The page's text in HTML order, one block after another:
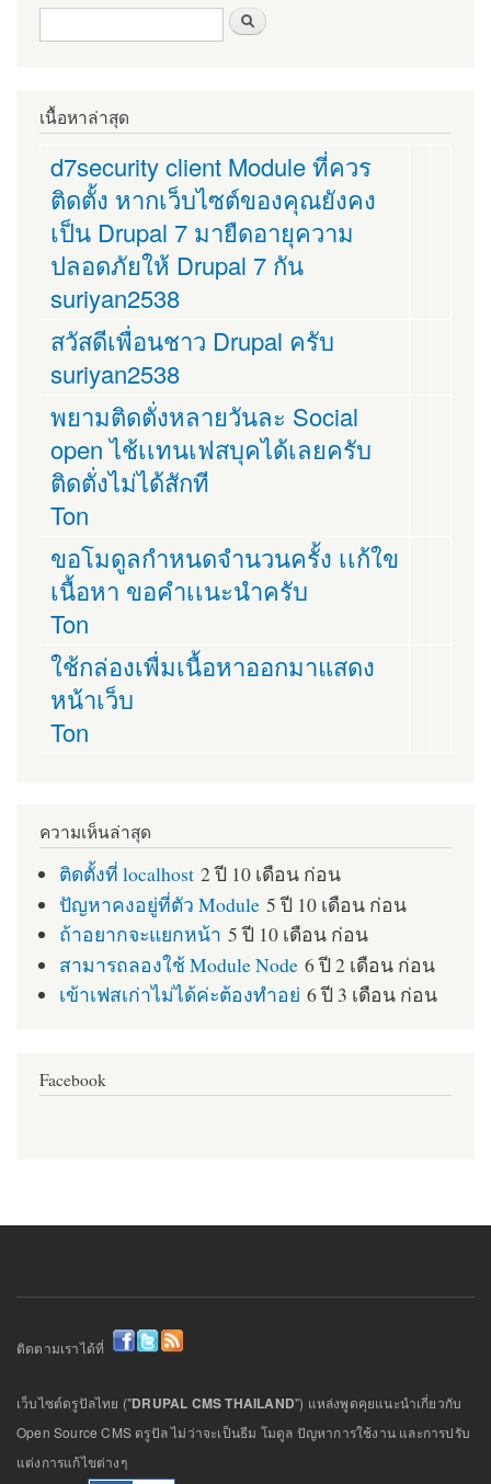
ฟอร์มค้นหา
เนื้อหาล่าสุด
d7security client Module ที่ควร
ติดตั้ง หากเว็บไซต์ของคุณยังคง
เป็น Drupal 7 มายืดอายุความ
ปลอดภัยให้ Drupal 7 กัน
suriyan2538
สวัสดีเพื่อนชาว Drupal ครับ
suriyan2538
พยามติดตั่งหลายวันละ Social
open ไช้เเทนเฟสบุคได้เลยครับ
ติดตั่งไม่ได้สักที
Ton
ขอโมดูลกำหนดจำนวนครั้ง เเก้ใข
เนื้อหา ขอคำเเนะนำครับ
Ton
ใช้กล่องเพื่มเนื้อหาออกมาแสดง
หน้าเว็บ
Ton
ความเห็นล่าสุด
ติดตั้งที่ localhost 2 ปี 10 เดือน ก่อน
ปัญหาคงอยู่ที่ตัว Module 5 ปี 10 เดือน ก่อน
ถ้าอยากจะแยกหน้า 5 ปี 10 เดือน ก่อน
สามารถลองใช้ Module Node 6 ปี 2 เดือน ก่อน
เข้าเฟสเก่าไม่ได้ค่ะต้องทำอย่ 6 ปี 3 เดือน ก่อน
Facebook
ติดตามเราได้ที่
เว็บไซต์ดรูปัลไทย ("DRUPAL CMS THAILAND") แหล่งพูดคุยแนะนำเกี่ยวกับ
Open Source CMS ดรูปัล ไม่ว่าจะเป็นธีม โมดูล ปัญหาการใช้งาน และการปรับ
แต่งการแก้ไขต่างๆ